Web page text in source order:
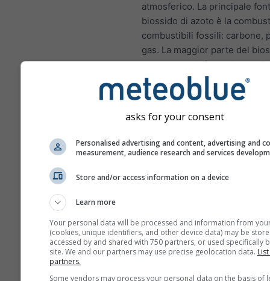
atmosferico. La principale
biossido di azoto è la
combustibili fossili: carbone,
gas. La maggior parte del
azoto nelle città proviene dai
scarico dei veicoli a motore.
di azoto è un importante
formazione di ozono, che
impatti significativi sulla
NO₂ infiamma il
polmoni e può ridurre
dispnea, tosse,
influenza e bronchite
Per l'Europa, il meteogramma
dell'inquinamento
asks for your consent
Personalised advertising and content, advertising and
measurement, audience research and services
Store and/or access information on a device
Learn more
Your personal data will be processed and information from
(cookies, unique identifiers, and other device data) may be
accessed by and shared with 750 partners, or used specifically
site. We and our partners may use precise geolocation data.
partners.
Some vendors may process your personal data on the basis of